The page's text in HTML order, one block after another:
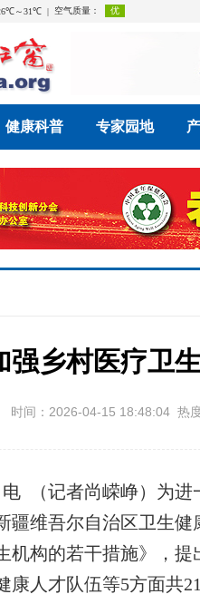
健康科普 专家园地
强乡村医疗卫
时间：2026-04-15 18:48:04 热
（记者尚嵘峥）为进
疆维吾尔自治区卫生
机构的若干措施》，
康人才队伍等5方面共